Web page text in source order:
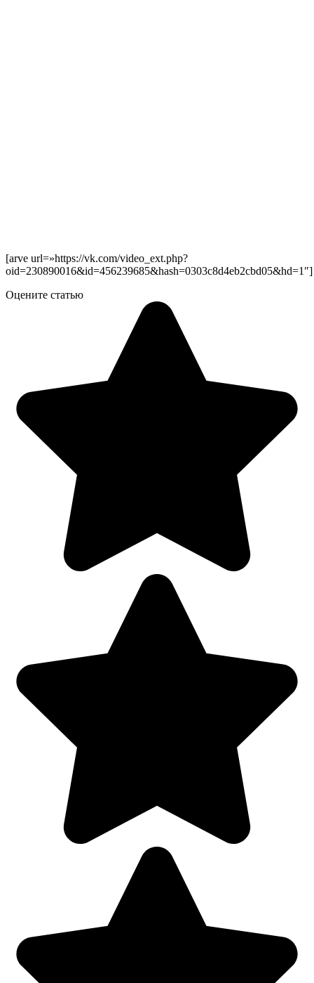
[arve url=»https://vk.com/video_ext.php?
oid=230890016&id=456239685&hash=0303c8d4eb2cbd05&hd=1″]
Оцените статью